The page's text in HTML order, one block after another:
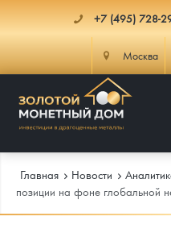
+7 (495) 728-
Москва
Главная Новости
позиции на фоне глобальной